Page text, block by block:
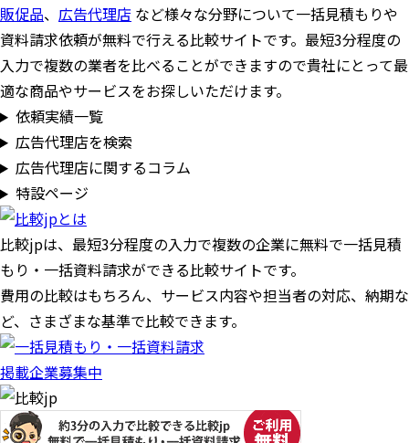
販促品、 広告代理店 など様々な分野について一括見積もりや
資料請求依頼が無料で行える比較サイトです。最短3分程度の
入力で複数の業者を比べることができますので貴社にとって最
適な商品やサービスをお探しいただけます。
依頼実績一覧
広告代理店を検索
広告代理店に関するコラム
特設ページ
比較jpは、 最短3分程度の入力で複数の企業に無料で一括見積
もり・一括資料請求ができる比較サイトです。
費用の比較はもちろん、サービス内容や担当者の対応、納期な
ど、さまざまな基準で比較できます。
掲載企業募集中